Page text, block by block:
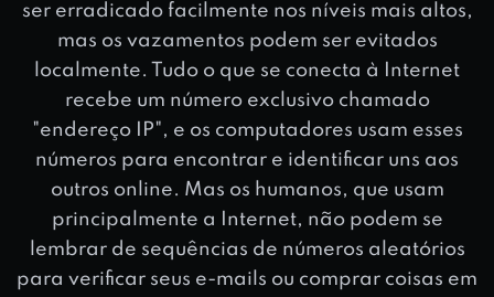
ser erradicado facilmente nos níveis mais altos,
mas os vazamentos podem ser evitados
localmente. Tudo o que se conecta à Internet
recebe um número exclusivo chamado
"endereço IP", e os computadores usam esses
números para encontrar e identificar uns aos
outros online. Mas os humanos, que usam
principalmente a Internet, não podem se
lembrar de sequências de números aleatórios
para verificar seus e-mails ou comprar coisas em